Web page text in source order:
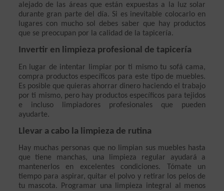
alejado de las áreas que están expuestas a la luz solar
durante gran parte del día. Si es inevitable colocarlo en
lugares con mucho sol debes saber que hay productos
que se preocupan por la calidad de la tapicería.
Invertir en limpieza profesional de tapicería
En lugar de intentar limpiar por ti mismo tu sofá cama,
compra productos específicos para este tipo de muebles.
Es posible que quieras ahorrar dinero haciendo el trabajo
por ti mismo, pero hay productos específicos para tejidos
e incluso limpiadores profesionales que pueden
ayudarte.
Llevar a cabo la limpieza de rutina
Hay muchas personas que no limpian sus muebles hasta
que tiene manchas, una limpieza regular ayudará a
mantenerlos en excelentes condiciones. Tómate un
tiempo para aspirar, quitar el polvo y retirar los pelos de
tu mascota. Programar una limpieza integral al menos